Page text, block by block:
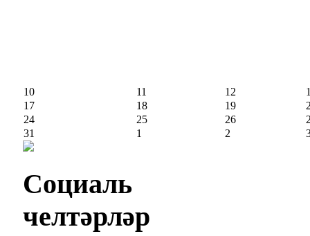
10 11 12
17
18 19
24
25 26
31
1 2
Социаль
челтәрләр